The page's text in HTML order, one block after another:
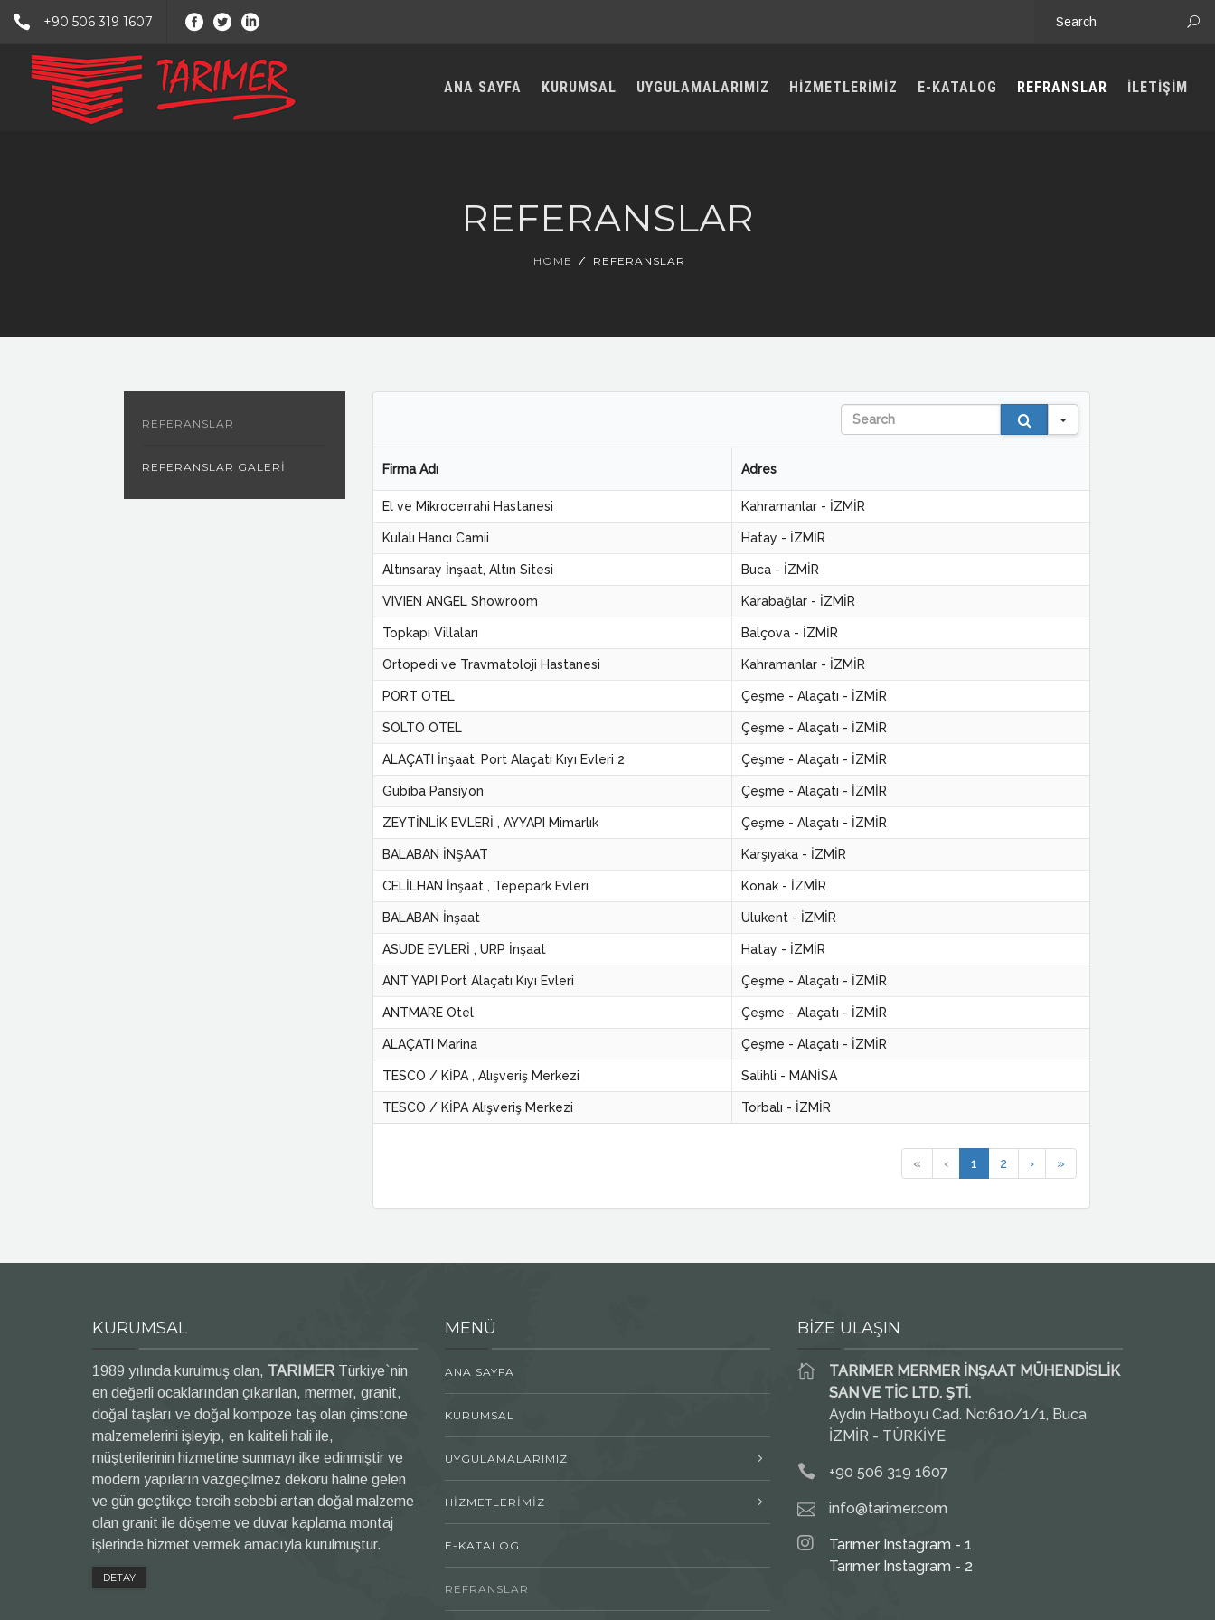
+90 506 319 1607
ANA SAYFA KURUMSAL UYGULAMALARIMIZ HİZMETLERİMİZ E-KATALOG REFRANSLAR İLETİŞİM
REFERANSLAR
HOME REFERANSLAR
REFERANSLAR
REFERANSLAR GALERI
Search
Firma Adı Adres
« ‹ 1 2 › »
El ve Mikrocerrahi Hastanesi Kahramanlar - İZMİR
Kulalı Hancı Camii Hatay - İZMİR
Altınsaray İnşaat, Altın Sitesi Buca - İZMİR
VIVIEN ANGEL Showroom Karabağlar - İZMİR
Topkapı Villaları Balçova - İZMİR
Ortopedi ve Travmatoloji Hastanesi Kahramanlar - İZMİR
PORT OTEL Çeşme - Alaçatı - İZMİR
SOLTO OTEL Çeşme - Alaçatı - İZMİR
ALAÇATI İnşaat, Port Alaçatı Kıyı Evleri 2 Çeşme - Alaçatı - İZMİR
Gubiba Pansiyon Çeşme - Alaçatı - İZMİR
ZEYTİNLİK EVLERİ , AYYAPI Mimarlık Çeşme - Alaçatı - İZMİR
BALABAN İNŞAAT Karşıyaka - İZMİR
CELİLHAN İnşaat , Tepepark Evleri Konak - İZMİR
BALABAN İnşaat Ulukent - İZMİR
ASUDE EVLERİ , URP İnşaat Hatay - İZMİR
ANT YAPI Port Alaçatı Kıyı Evleri Çeşme - Alaçatı - İZMİR
ANTMARE Otel Çeşme - Alaçatı - İZMİR
ALAÇATI Marina Çeşme - Alaçatı - İZMİR
TESCO / KİPA , Alışveriş Merkezi Salihli - MANİSA
TESCO / KİPA Alışveriş Merkezi Torbalı - İZMİR
KURUMSAL
1989 yılında kurulmuş olan, TARIMER Türkiye`nin
en değerli ocaklarından çıkarılan, mermer, granit,
doğal taşları ve doğal kompoze taş olan çimstone
malzemelerini işleyip, en kaliteli hali ile,
müşterilerinin hizmetine sunmayı ilke edinmiştir ve
modern yapıların vazgeçilmez dekoru haline gelen
ve gün geçtikçe tercih sebebi artan doğal malzeme
olan granit ile döşeme ve duvar kaplama montaj
işlerinde hizmet vermek amacıyla kurulmuştur.
DETAY
MENÜ
ANA SAYFA
KURUMSAL
UYGULAMALARIMIZ
HİZMETLERİMİZ
E-KATALOG
REFRANSLAR
BİZE ULAŞIN
TARIMER MERMER İNŞAAT MÜHENDİSLİK
SAN VE TİC LTD. ŞTİ.
Aydın Hatboyu Cad. No:610/1/1, Buca
İZMİR - TÜRKİYE
+90 506 319 1607
info@tarimer.com
Tarımer Instagram - 1
Tarımer Instagram - 2